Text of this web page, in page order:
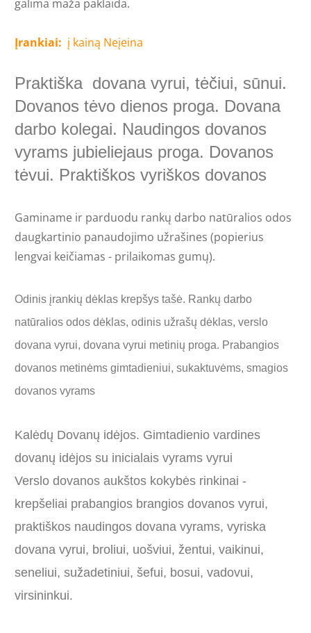
galima maža paklaida.
Įrankiai: į kainą Neįeina
Praktiška dovana vyrui, tėčiui, sūnui.
Dovanos tėvo dienos proga. Dovana
darbo kolegai. Naudingos dovanos
vyrams jubieliejaus proga. Dovanos
tėvui. Praktiškos vyriškos dovanos
Gaminame ir parduodu rankų darbo natūralios odos
daugkartinio panaudojimo užrašines (popierius
lengvai keičiamas - prilaikomas gumų).
Odinis įrankių dėklas krepšys tašė. Rankų darbo
natūralios odos dėklas, odinis užrašų dėklas, verslo
dovana vyrui, dovana vyrui metinių proga. Prabangios
dovanos metinėms gimtadieniui, sukaktuvėms, smagios
dovanos vyrams
Kalėdų Dovanų idėjos. Gimtadienio vardines
dovanų idėjos su inicialais vyrams vyrui
Verslo dovanos aukštos kokybės rinkinai -
krepšeliai prabangios brangios dovanos vyrui,
praktiškos naudingos dovana vyrams, vyriska
dovana vyrui, broliui, uošviui, žentui, vaikinui,
seneliui, sužadetiniui, šefui, bosui, vadovui,
virsininkui.